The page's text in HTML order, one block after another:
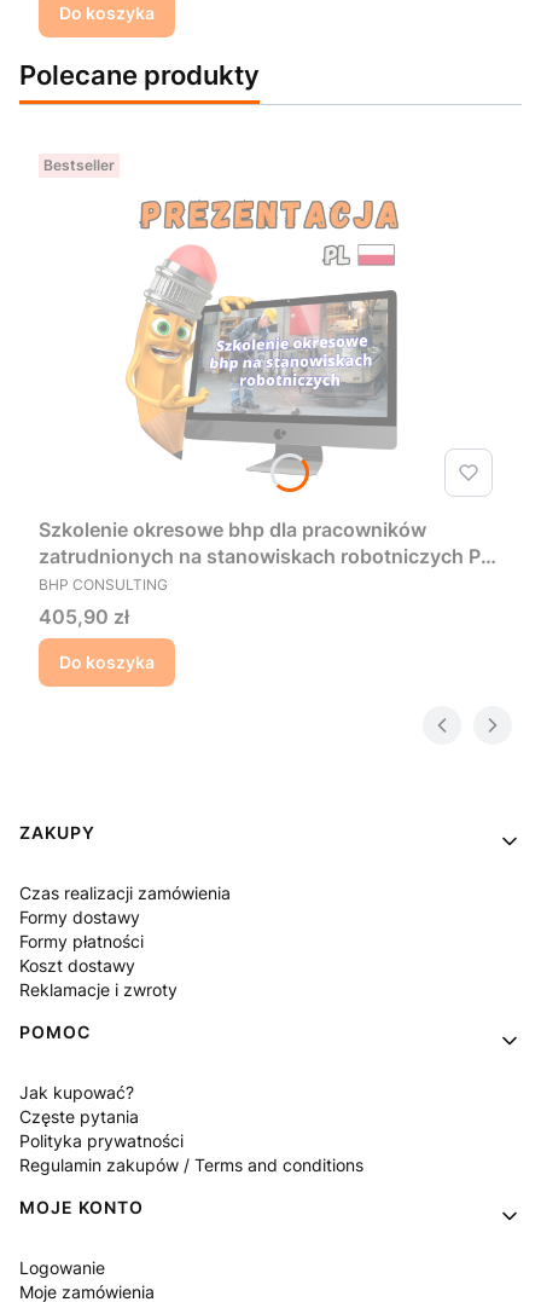
Do koszyka
Polecane produkty
Bestseller
Szkolenie okresowe bhp dla pracowników
zatrudnionych na stanowiskach robotniczych PL
- Prezentacja
PRODUCENT
BHP CONSULTING
Cena
405,90 zł
Do koszyka
Linki w stopce
ZAKUPY
Czas realizacji zamówienia
Formy dostawy
Formy płatności
Koszt dostawy
Reklamacje i zwroty
POMOC
Jak kupować?
Częste pytania
Polityka prywatności
Regulamin zakupów / Terms and conditions
MOJE KONTO
Logowanie
Moje zamówienia